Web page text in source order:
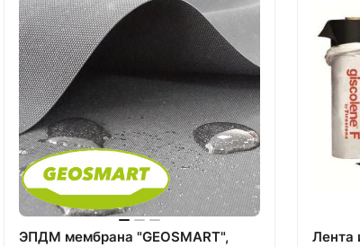
ЭПДМ мембрана "GEOSMART",
Лента